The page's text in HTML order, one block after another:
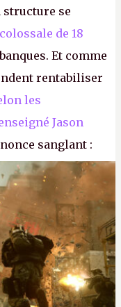
structure se
de 18
Et comme
rentabiliser
les
Jason
sanglant :
de
En gros, essorer
P.